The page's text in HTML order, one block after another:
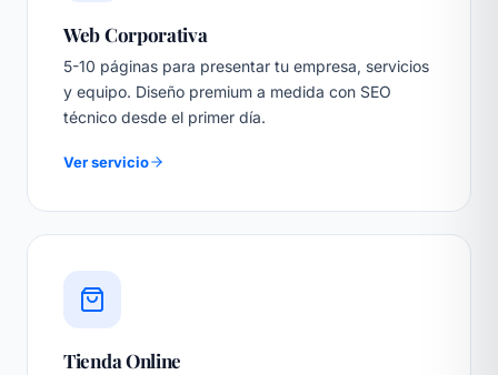
Web Corporativa
5-10 páginas para presentar tu empresa, servicios
y equipo. Diseño premium a medida con SEO
técnico desde el primer día.
Ver servicio
Tienda Online